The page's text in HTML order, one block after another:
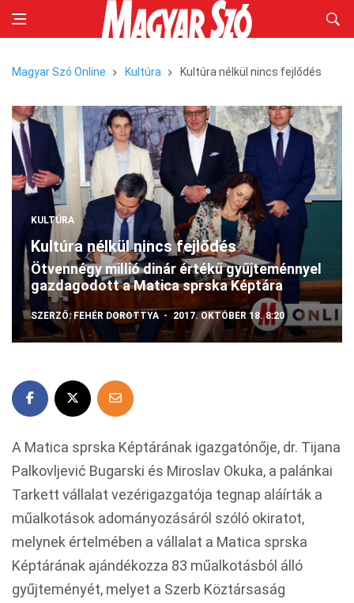
Magyar Szó Online Kultúra Kultúra nélkül nincs fejlődés
KULTÚRA
Kultúra nélkül nincs fejlődés
Ötvennégy millió dinár értékű gyűjteménnyel
gazdagodott a Matica sprska Képtára
SZERZŐ:FEHÉR DOROTTYA 2017. OKTÓBER 18. 8:20
A Matica sprska Képtárának igazgatónője, dr. Tijana
Palkovljević Bugarski és Miroslav Okuka, a palánkai
Tarkett vállalat vezérigazgatója tegnap aláírták a
műalkotások adományozásáról szóló okiratot,
melynek értelmében a vállalat a Matica sprska
Képtárának ajándékozza 83 műalkotásból álló
gyűjteményét, melyet a Szerb Köztársaság